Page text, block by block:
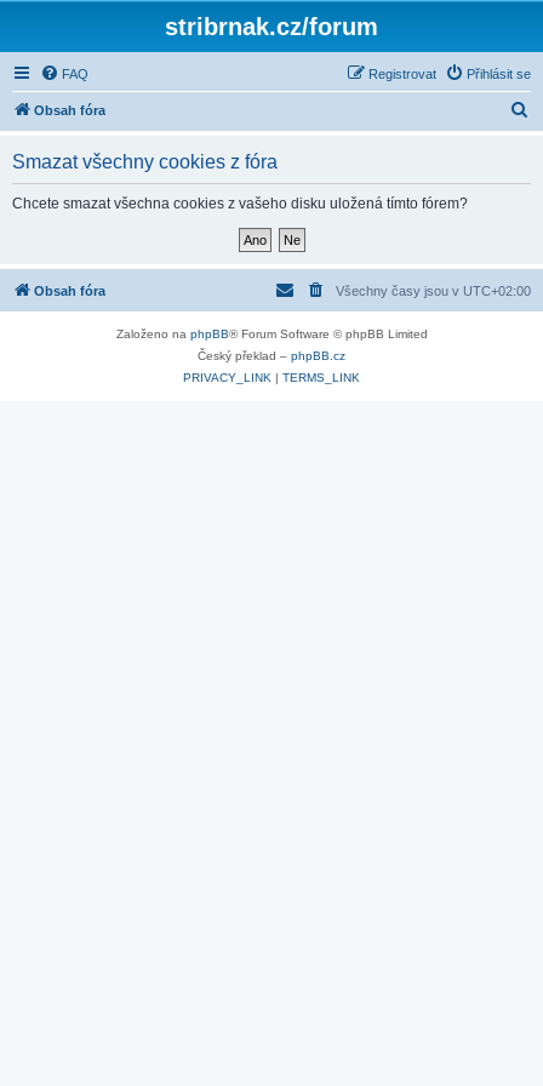
stribrnak.cz/forum
FAQ Přihlásit se
Registrovat
Obsah fóra
Smazat všechny cookies z fóra
Chcete smazat všechna cookies z vašeho disku uložená tímto fórem?
Obsah fóra Všechny časy jsou v UTC+02:00
Založeno na phpBB® Forum Software © phpBB Limited
Český překlad – phpBB.cz
PRIVACY_LINK | TERMS_LINK